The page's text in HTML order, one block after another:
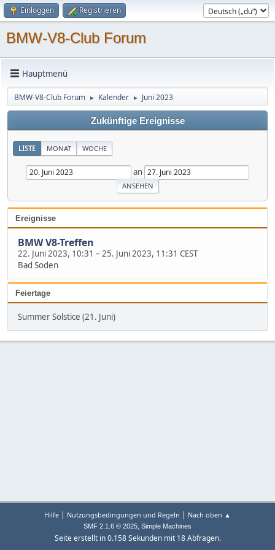
Einloggen Registrieren
BMW-V8-Club Forum
Hauptmenü
BMW-V8-Club Forum ► Kalender ► Juni 2023
Zukünftige Ereignisse
LISTE MONAT WOCHE
an
Ereignisse
BMW V8-Treffen
22. Juni 2023, 10:31 – 25. Juni 2023, 11:31 CEST
Bad Soden
Feiertage
Summer Solstice (21. Juni)
Hilfe | Nutzungsbedingungen und Regeln | Nach oben ▲
SMF 2.1.6 © 2025, Simple Machines
Seite erstellt in 0.158 Sekunden mit 18 Abfragen.